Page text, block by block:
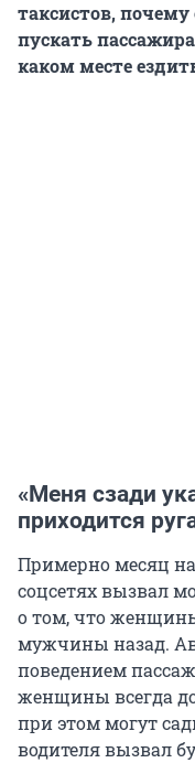
таксистов,
пускать
каком месте
«Меня сзади
приходится
Примерно месяц
соцсетях вызвал
о том, что женщины
мужчины назад.
поведением
женщины всегда
при этом могут
водителя вызвал